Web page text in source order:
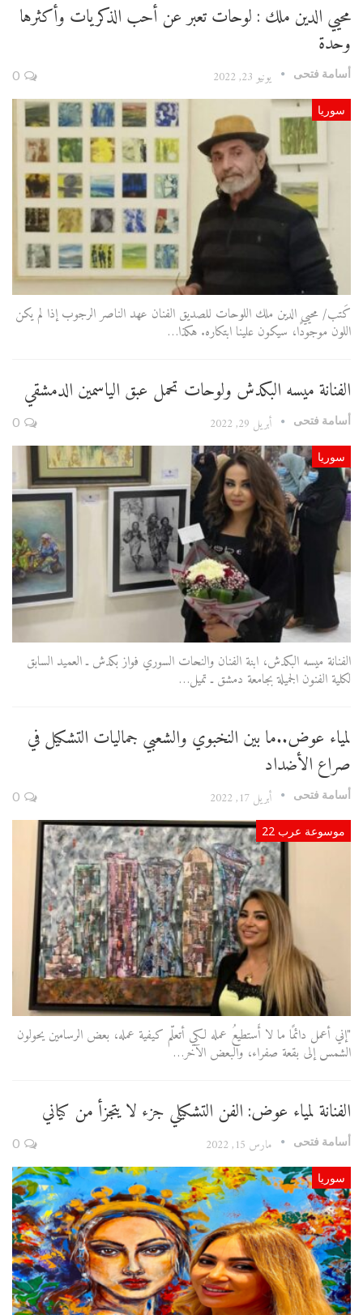
محيي الدين ملك : لوحات تعبر عن أحب الذكريات وأكثرها
وحدة
أسامة فتحى يونيو 23, 2022
سوريا
كَتب/ محيي الدين ملك اللوحات للصديق الفنان عهد الناصر الرجوب إذا لم يكن
اللون موجودًا، سيكون علينا ابتكاره. هكذا…
الفنانة ميسه البكدش ولوحات تحمل عبق الياسمين الدمشقي
أسامة فتحى أبريل 29, 2022
سوريا
الفنانة ميسه البكدش، ابنة الفنان والنحات السوري فواز بكدش ـ العميد السابق
لكلية الفنون الجميلة بجامعة دمشق ـ تميل…
لمياء عوض..ما بين النخبوي والشعبي جماليات التشكيل في
صراع الأضداد
أسامة فتحى أبريل 17, 2022
موسوعة عرب 22
"إني أعمل دائمًا ما لا أَستطيعُ عمله لكي أتعلّم كيفية عمله، بعض الرسامين يحولون
الشمس إلى بقعة صفراء، والبعض الآخر…
الفنانة لمياء عوض: الفن التشكيلي جزء لا يتجزأ من كياني
أسامة فتحى مارس 15, 2022
سوريا